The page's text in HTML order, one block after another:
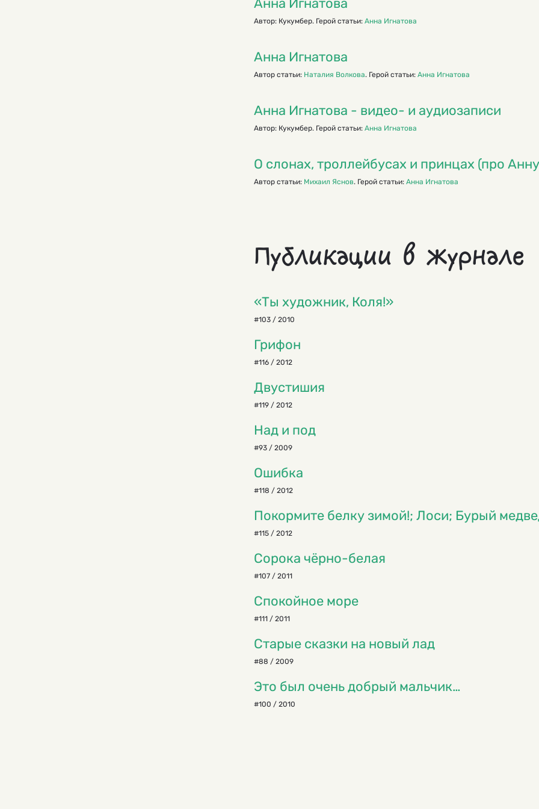
Анна Игнатова
Автор: Кукумбер. Герой статьи: Анна Игнатова
Анна Игнатова
Автор статьи: Наталия Волкова. Герой статьи: Анна Игнатова
Анна Игнатова - видео- и аудиозаписи
Автор: Кукумбер. Герой статьи: Анна Игнатова
О слонах, троллейбусах и принцах (про
Автор статьи: Михаил Яснов. Герой статьи: Анна Игнатова
Публикации в журнале
«Ты художник, Коля!»
#103 / 2010
Грифон
#116 / 2012
Двустишия
#119 / 2012
Над и под
#93 / 2009
Ошибка
#118 / 2012
Покормите белку зимой!; Лоси; Бурый
#115 / 2012
Сорока чёрно-белая
#107 / 2011
Спокойное море
#111 / 2011
Старые сказки на новый лад
#88 / 2009
Это был очень добрый мальчик…
#100 / 2010